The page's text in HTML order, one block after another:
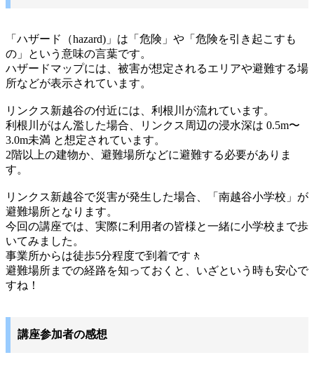
「ハザード（hazard)」は「危険」や「危険を引き起こすも
の」という意味の言葉です。
ハザードマップには、被害が想定されるエリアや避難する場
所などが表示されています。
リンクス新越谷の付近には、利根川が流れています。
利根川がはん濫した場合、リンクス周辺の浸水深は 0.5m〜
3.0m未満 と想定されています。
2階以上の建物か、避難場所などに避難する必要がありま
す。
リンクス新越谷で災害が発生した場合、「南越谷小学校」が
避難場所となります。
今回の講座では、実際に利用者の皆様と一緒に小学校まで歩
いてみました。
事業所からは徒歩5分程度で到着です🚶
避難場所までの経路を知っておくと、いざという時も安心で
すね！
講座参加者の感想